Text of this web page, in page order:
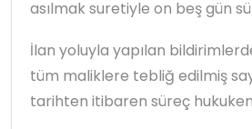
asılmak suretiyle on beş gün
İlan yoluyla yapılan
tüm maliklere tebliğ edilmiş
tarihten itibaren süreç